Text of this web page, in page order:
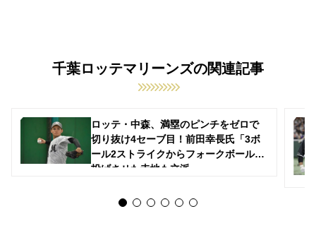
千葉ロッテマリーンズの関連記事
ロッテ・中森、満塁のピンチをゼロで
切り抜け4セーブ目！前田幸長氏「3ボ
ール2ストライクからフォークボールを
投げさせた寺地も立派」